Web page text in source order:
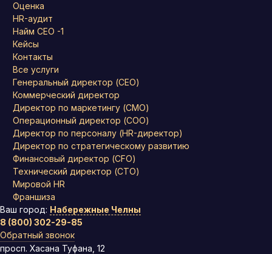
Оценка
HR-аудит
Найм СЕО -1
Кейсы
Контакты
Все услуги
Генеральный директор (CEO)
Коммерческий директор
Директор по маркетингу (CMO)
Операционный директор (COO)
Директор по персоналу (HR-директор)
Директор по стратегическому развитию
Финансовый директор (CFO)
Технический директор (CTO)
Мировой HR
Франшиза
Ваш город: Набережные Челны
8 (800) 302-29-85
Обратный звонок
просп. Хасана Туфана, 12